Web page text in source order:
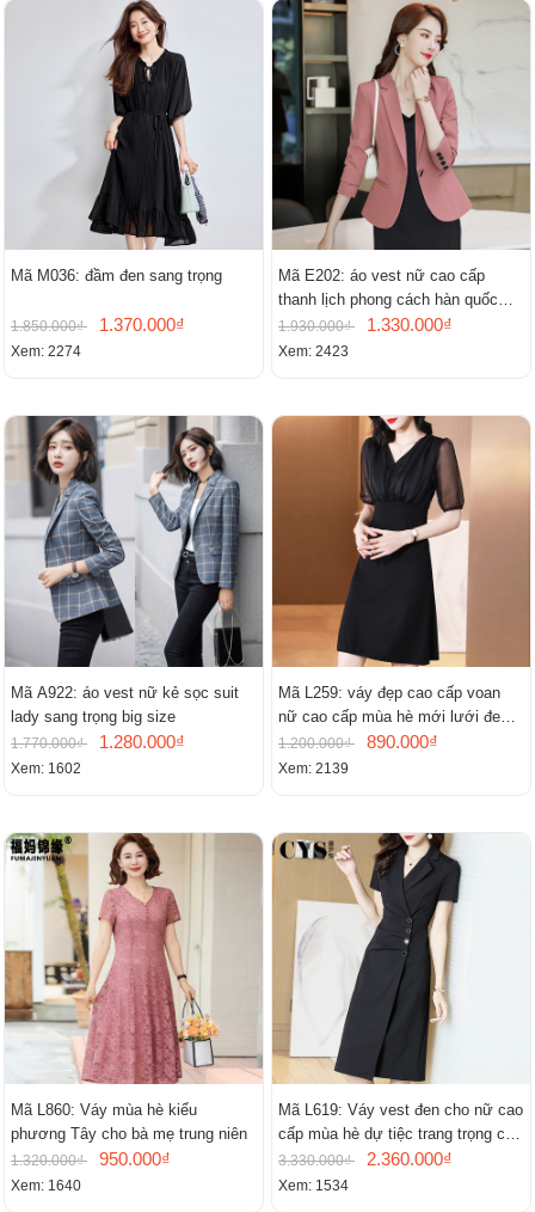
Mã M036: đầm đen sang trọng
1.850.000₫ 1.370.000₫
Xem: 2274
Mã E202: áo vest nữ cao cấp
thanh lịch phong cách hàn quốc
mới
1.930.000₫ 1.330.000₫
Xem: 2423
Mã A922: áo vest nữ kẻ sọc suit
lady sang trọng big size
1.770.000₫ 1.280.000₫
Xem: 1602
Mã L259: váy đẹp cao cấp voan
nữ cao cấp mùa hè mới lưới đen
cao cấp khí chất nhỏ tay ngắn
1.200.000₫ 890.000₫
Xem: 2139
Mã L860: Váy mùa hè kiểu
phương Tây cho bà mẹ trung niên
1.320.000₫ 950.000₫
Xem: 1640
Mã L619: Váy vest đen cho nữ cao
cấp mùa hè dự tiệc trang trọng cao
cấp
3.330.000₫ 2.360.000₫
Xem: 1534